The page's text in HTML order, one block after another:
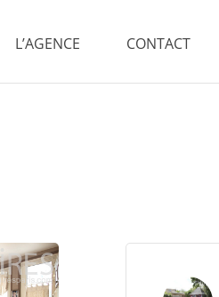
L’AGENCE CONTACT